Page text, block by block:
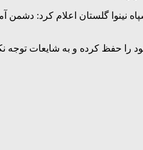
نینوا گلستان اعلام کرد:
را حفظ کرده و به شایعات توجه